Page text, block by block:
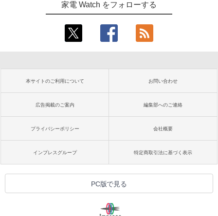
家電 Watch をフォローする
本サイトのご利用について お問い合わせ
広告掲載のご案内 編集部へのご連絡
プライバシーポリシー 会社概要
インプレスグループ 特定商取引法に基づく表示
PC版で見る